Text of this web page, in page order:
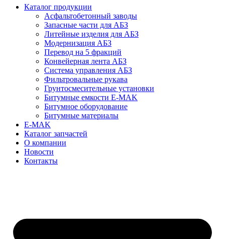
Каталог продукции
Асфальтобетонный заводы
Запасные части для АБЗ
Литейные изделия для АБЗ
Модернизация АБЗ
Перевод на 5 фракций
Конвейерная лента АБЗ
Система управления АБЗ
Фильтровальные рукава
Грунтосмесительные установки
Битумные емкости E-MAK
Битумное оборудование
Битумные материалы
E-MAK
Каталог запчастей
О компании
Новости
Контакты